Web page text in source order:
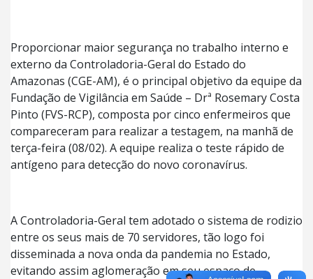
Proporcionar maior segurança no trabalho interno e
externo da Controladoria-Geral do Estado do
Amazonas (CGE-AM), é o principal objetivo da equipe da
Fundação de Vigilância em Saúde – Drª Rosemary Costa
Pinto (FVS-RCP), composta por cinco enfermeiros que
compareceram para realizar a testagem, na manhã de
terça-feira (08/02). A equipe realiza o teste rápido de
antígeno para detecção do novo coronavírus.
A Controladoria-Geral tem adotado o sistema de rodizio
entre os seus mais de 70 servidores, tão logo foi
disseminada a nova onda da pandemia no Estado,
evitando assim aglomeração em seu espaço de